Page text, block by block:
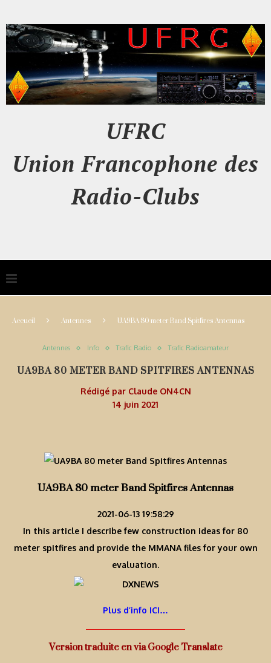
UFRC
Union Francophone des
Radio-Clubs
Accueil Antennes UA9BA 80 meter Band Spitfires Antennas
Antennes Info Trafic Radio Trafic Radioamateur
UA9BA 80 METER BAND SPITFIRES ANTENNAS
Rédigé par Claude ON4CN
14 juin 2021
UA9BA 80 meter Band Spitfires Antennas
2021-06-13 19:58:29
In this article I describe few construction ideas for 80
meter spitfires and provide the MMANA files for your own
evaluation.
Plus d’info ICI…
Version traduite en via Google Translate